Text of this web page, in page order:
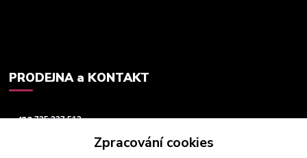
PRODEJNA a KONTAKT
+420725 237 512
Zpracování cookies